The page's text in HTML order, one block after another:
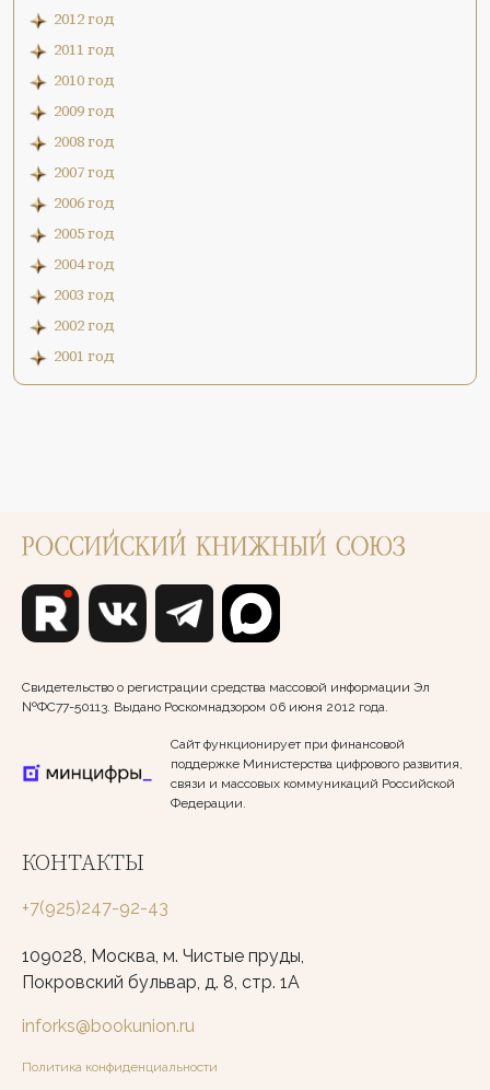
2012 год
2011 год
2010 год
2009 год
2008 год
2007 год
2006 год
2005 год
2004 год
2003 год
2002 год
2001 год
Свидетельство о регистрации средства массовой информации Эл
№ФС77-50113. Выдано Роскомнадзором 06 июня 2012 года.
Сайт функционирует при финансовой
поддержке Министерства цифрового развития,
связи и массовых коммуникаций Российской
Федерации.
КОНТАКТЫ
+7(925)247-92-43
109028, Москва, м. Чистые пруды,
Покровский бульвар, д. 8, стр. 1А
inforks@bookunion.ru
Политика конфиденциальности